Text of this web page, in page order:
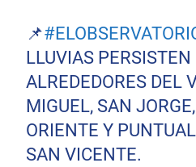
📌
LLUVIAS PERSISTEN
ALREDEDORES DEL
MIGUEL, SAN
ORIENTE Y
SAN VICENTE.